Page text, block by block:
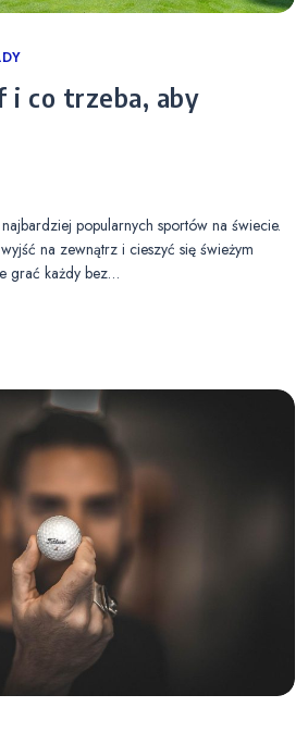
i co trzeba, aby
popularnych sportów na świecie.
na zewnątrz i cieszyć się świeżym
grać każdy bez…